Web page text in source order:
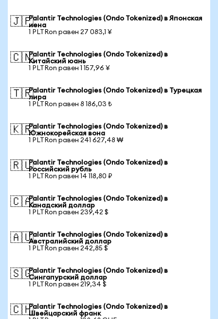
🇯🇵Palantir Technologies (Ondo Tokenized) в Японская
иена
1 PLTRon равен 27 083,1 ¥
🇨🇳Palantir Technologies (Ondo Tokenized) в
Китайский юань
1 PLTRon равен 1 157,96 ¥
🇹🇷Palantir Technologies (Ondo Tokenized) в Турецкая
лира
1 PLTRon равен 8 186,03 ₺
🇰🇷Palantir Technologies (Ondo Tokenized) в
Южнокорейская вона
1 PLTRon равен 241 627,48 ₩
🇷🇺Palantir Technologies (Ondo Tokenized) в
Российский рубль
1 PLTRon равен 14 118,80 ₽
🇨🇦Palantir Technologies (Ondo Tokenized) в
Канадский доллар
1 PLTRon равен 239,42 $
🇦🇺Palantir Technologies (Ondo Tokenized) в
Австралийский доллар
1 PLTRon равен 242,85 $
🇸🇬Palantir Technologies (Ondo Tokenized) в
Сингапурский доллар
1 PLTRon равен 219,34 $
🇨🇭Palantir Technologies (Ondo Tokenized) в
Швейцарский франк